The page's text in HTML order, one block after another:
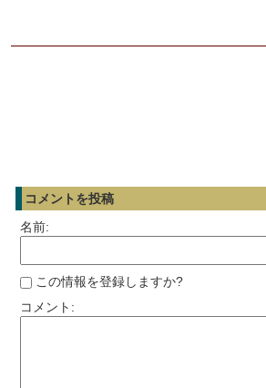
コメントを投稿
名前:
この情報を登録しますか?
コメント: